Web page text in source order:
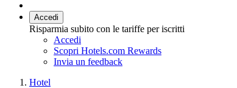
Accedi
Risparmia subito con le tariffe per iscritti
Accedi
Scopri Hotels.com Rewards
Invia un feedback
Hotel